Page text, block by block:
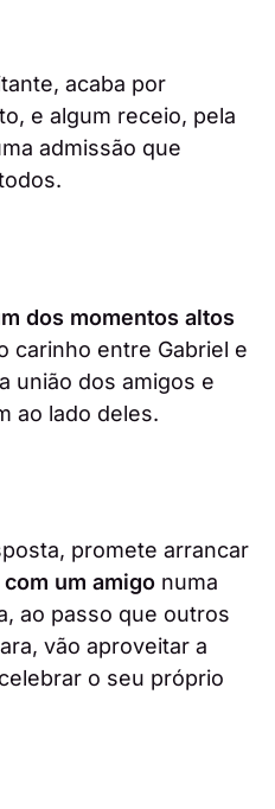
acaba por
e algum receio, pela
admissão que
dos momentos altos
carinho entre Gabriel e
união dos amigos e
ao lado deles.
promete arrancar
um amigo numa
ao passo que outros
vão aproveitar a
o seu próprio